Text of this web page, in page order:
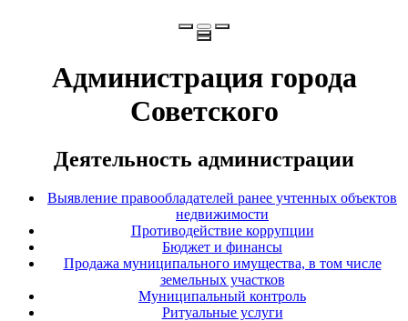
Администрация города
Советского
Деятельность администрации
Выявление правообладателей ранее учтенных объектов
недвижимости
Противодействие коррупции
Бюджет и финансы
Продажа муниципального имущества, в том числе
земельных участков
Муниципальный контроль
Ритуальные услуги